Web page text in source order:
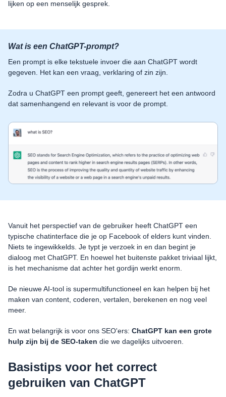
lijken op een menselijk gesprek.
Wat is een ChatGPT-prompt?
Een prompt is elke tekstuele invoer die aan ChatGPT wordt
gegeven. Het kan een vraag, verklaring of zin zijn.
Zodra u ChatGPT een prompt geeft, genereert het een antwoord
dat samenhangend en relevant is voor de prompt.
Vanuit het perspectief van de gebruiker heeft ChatGPT een
typische chatinterface die je op Facebook of elders kunt vinden.
Niets te ingewikkelds. Je typt je verzoek in en dan begint je
dialoog met ChatGPT. En hoewel het buitenste pakket triviaal lijkt,
is het mechanisme dat achter het gordijn werkt enorm.
De nieuwe AI-tool is supermultifunctioneel en kan helpen bij het
maken van content, coderen, vertalen, berekenen en nog veel
meer.
En wat belangrijk is voor ons SEO'ers: ChatGPT kan een grote
hulp zijn bij de SEO-taken die we dagelijks uitvoeren.
Basistips voor het correct
gebruiken van ChatGPT